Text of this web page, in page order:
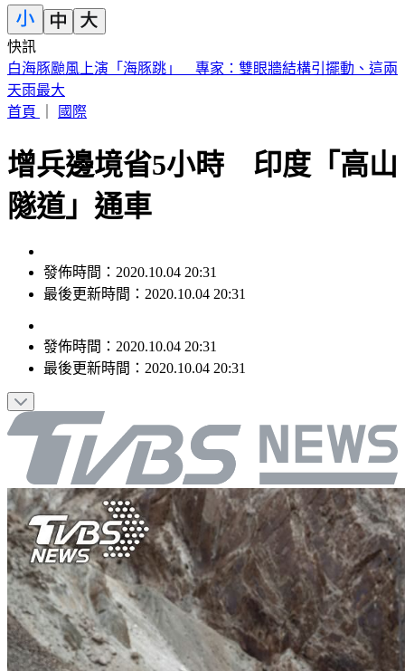
快訊
《半澤直樹》男星及川光博驚喜宣布再婚！妻子懷孕升格當爸
首頁｜ 國際
增兵邊境省5小時 印度「高山
隧道」通車
最後更新時間：2020.10.04 20:31
最後更新時間：2020.10.04 20:31